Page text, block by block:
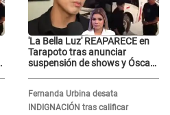
'La Bella Luz' REAPARECE en
Tarapoto tras anunciar
suspensión de shows y Óscar
Fernanda Urbina desata
INDIGNACIÓN tras calificar